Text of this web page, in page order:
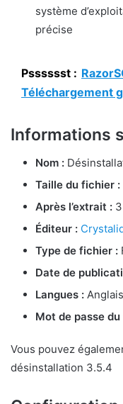
système
précise
Psssssst :
Téléchargement
Informations
Nom :
Taille du fichier :
Après l’extrait :
Éditeur :
Type de fichier :
Date de
Langues : Anglais
Mot de passe
Vous pouvez
désinstallation 3.5.4